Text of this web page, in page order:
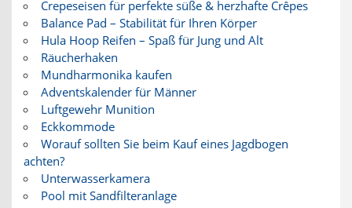
Crepeseisen für perfekte süße & herzhafte Crêpes
Balance Pad – Stabilität für Ihren Körper
Hula Hoop Reifen – Spaß für Jung und Alt
Räucherhaken
Mundharmonika kaufen
Adventskalender für Männer
Luftgewehr Munition
Eckkommode
Worauf sollten Sie beim Kauf eines Jagdbogen
achten?
Unterwasserkamera
Pool mit Sandfilteranlage